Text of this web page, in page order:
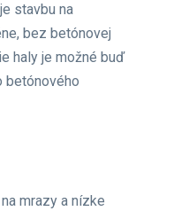
stavbu na
bez betónovej
haly je možné buď
betónového
mrazy a nízke